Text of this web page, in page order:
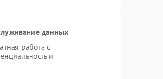
данных
работа с
и